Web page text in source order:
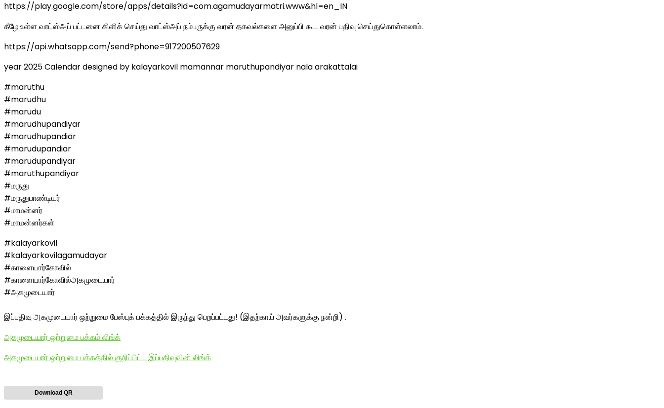
https://play.google.com/store/apps/details?id=com.agamudayarmatri.www&hl=en_IN
கீழே உள்ள வாட்ஸ்அப் பட்டனை கிளிக் செய்து வாட்ஸ்அப் நம்பருக்கு வரன் தகவல்களை அனுப்பி கூட வரன் பதிவு செய்துகொள்ளலாம்.
https://api.whatsapp.com/send?phone=917200507629
year 2025 Calendar designed by kalayarkovil mamannar maruthupandiyar nala arakattalai
#maruthu
#marudhu
#marudu
#marudhupandiyar
#marudhupandiar
#marudupandiar
#marudupandiyar
#maruthupandiyar
#மருது
#மருதுபாண்டியர்
#மாமன்னர்
#மாமன்னர்கள்
#kalayarkovil
#kalayarkovilagamudayar
#காளையார்கோவில்
#காளையார்கோவில்அகமுடையார்
#அகமுடையார்
இப்பதிவு அகமுடையார் ஒற்றுமை பேஸ்புக் பக்கத்தில் இருந்து பெறப்பட்டது! (இதற்காய் அவர்களுக்கு நன்றி) .
அகமுடையார் ஒற்றுமை பக்கம் லிங்க்
அகமுடையார் ஒற்றுமை பக்கத்தில் குறிப்பிட்ட இப்பதிவுவின் லிங்க்
Download QR